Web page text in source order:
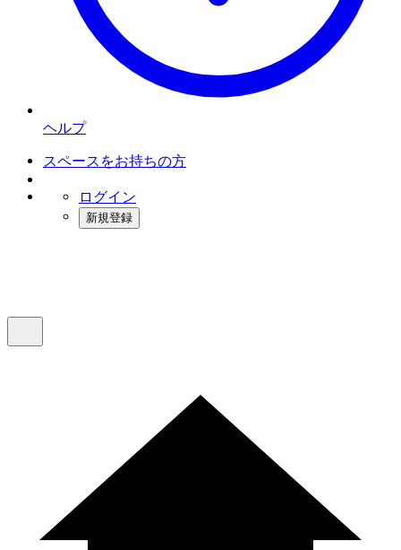
ヘルプ
スペースをお持ちの方
ログイン
新規登録